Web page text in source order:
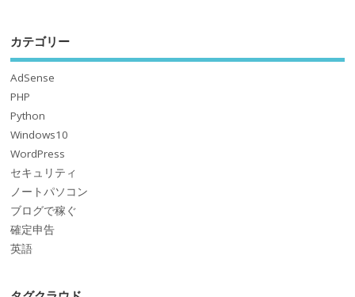
カテゴリー
AdSense
PHP
Python
Windows10
WordPress
セキュリティ
ノートパソコン
ブログで稼ぐ
確定申告
英語